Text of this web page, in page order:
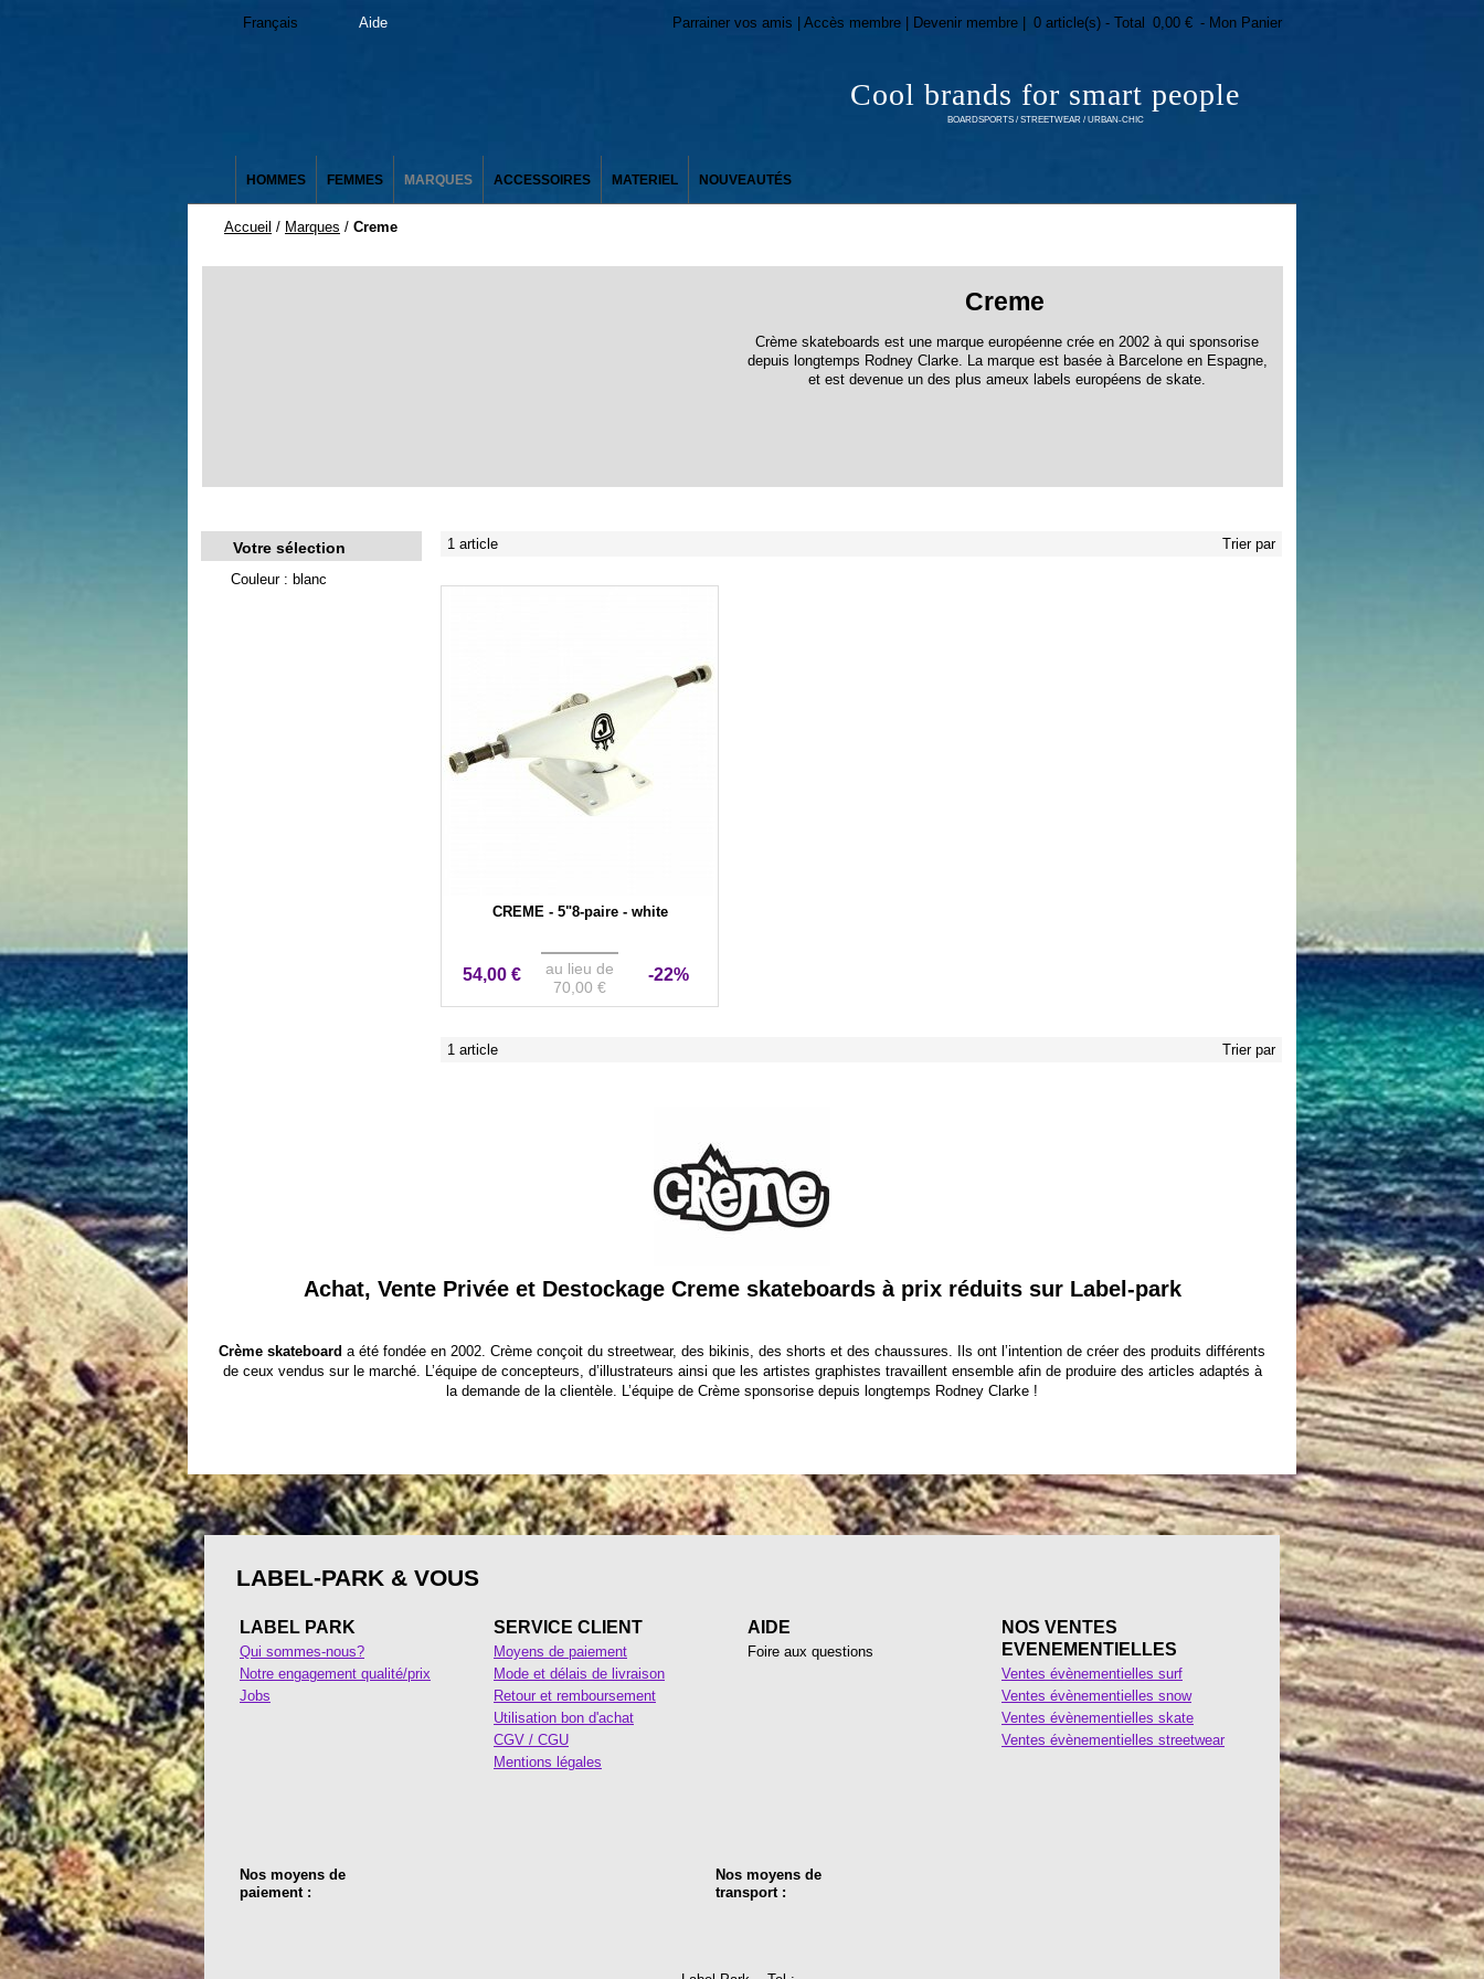
Cool brands for smart people
BOARDSPORTS / STREETWEAR / URBAN-CHIC
Français Aide Parrainer vos amis | Accès membre | Devenir membre | 0 article(s) - Total 0,00 € - Mon Panier
HOMMES FEMMES MARQUES ACCESSOIRES MATERIEL NOUVEAUTÉS
Accueil / Marques / Creme
Creme
Crème skateboards est une marque européenne crée en 2002 à qui sponsorise
depuis longtemps Rodney Clarke. La marque est basée à Barcelone en Espagne,
et est devenue un des plus ameux labels européens de skate.
Votre sélection
Couleur : blanc
1 article Trier par
CREME - 5"8-paire - white
54,00 €
au lieu de
70,00 €
-22%
1 article Trier par
Achat, Vente Privée et Destockage Creme skateboards à prix réduits sur Label-park
Crème skateboard a été fondée en 2002. Crème conçoit du streetwear, des bikinis, des shorts et des chaussures. Ils ont l’intention de créer des produits différents
de ceux vendus sur le marché. L’équipe de concepteurs, d’illustrateurs ainsi que les artistes graphistes travaillent ensemble afin de produire des articles adaptés à
la demande de la clientèle. L’équipe de Crème sponsorise depuis longtemps Rodney Clarke !
LABEL-PARK & VOUS
LABEL PARK
Qui sommes-nous?
Notre engagement qualité/prix
Jobs
SERVICE CLIENT
Moyens de paiement
Mode et délais de livraison
Retour et remboursement
Utilisation bon d'achat
CGV / CGU
Mentions légales
AIDE
Foire aux questions
NOS VENTES
EVENEMENTIELLES
Ventes évènementielles surf
Ventes évènementielles snow
Ventes évènementielles skate
Ventes évènementielles streetwear
Nos moyens de
paiement :
Nos moyens de
transport :